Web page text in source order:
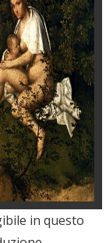
in questo